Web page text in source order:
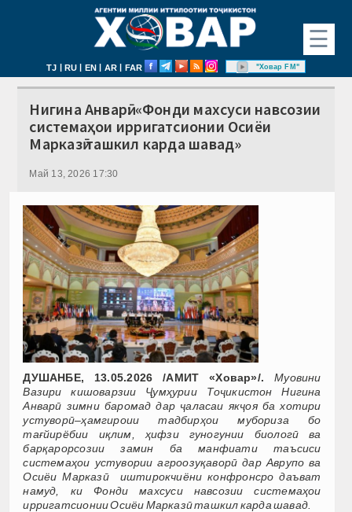
☰
TJ | RU | EN | AR | FAR "Ховар FM"
Нигина Анварӣ: «Фонди махсуси навсозии
системаҳои ирригатсионии Осиёи
Марказӣ ташкил карда шавад»
Май 13, 2026 17:30
ДУШАНБЕ, 13.05.2026 /АМИТ «Ховар»/.
Муовини
Вазири кишоварзии Ҷумҳурии Тоҷикистон Нигина
Анварӣ зимни баромад дар ҷаласаи якҷоя ба хотири
устуворӣ–ҳамгироии тадбирҳои мубориза бо
тағйирёбии иқлим, ҳифзи гуногунии биологӣ ва
барқарорсозии замин ба манфиати таъсиси
системаҳои устувории агроозуқаворӣ дар Аврупо ва
Осиёи Марказӣ иштирокчиёни конфронсро даъват
намуд, ки Фонди махсуси навсозии системаҳои
ирригатсионии Осиёи Марказӣ ташкил карда шавад.